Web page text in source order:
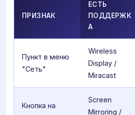
ПРИЗНАК
ЕСТЬ
ПОДДЕРЖК
А
Пункт в меню
"Сеть"
Wireless
Display /
Miracast
Кнопка на
Screen
Mirroring /